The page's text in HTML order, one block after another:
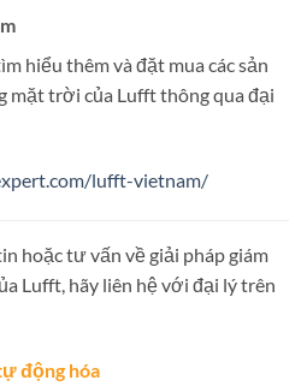
hiểu thêm và đặt mua các sản
mặt trời của Lufft thông qua đại
lufft-vietnam/
hoặc tư vấn về giải pháp giám
Lufft, hãy liên hệ với đại lý trên
động hóa